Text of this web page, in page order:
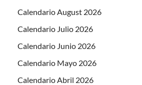
Calendario August 2026
Calendario Julio 2026
Calendario Junio 2026
Calendario Mayo 2026
Calendario Abril 2026